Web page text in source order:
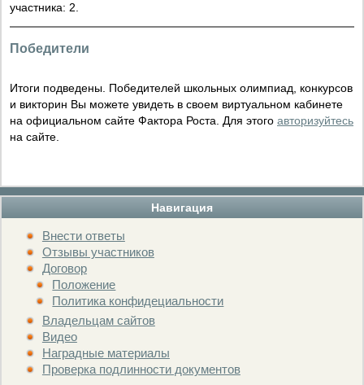
Навигация
Внести ответы
Отзывы участников
Договор
Положение
Политика конфидециальности
Владельцам сайтов
Видео
Наградные материалы
Проверка подлинности документов
участника: 2.
Победители
Итоги подведены. Победителей школьных олимпиад, конкурсов
и викторин Вы можете увидеть в своем виртуальном кабинете
на официальном сайте Фактора Роста. Для этого авторизуйтесь
на сайте.